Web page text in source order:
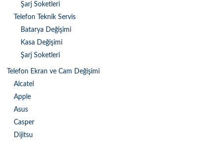
Şarj Soketleri
Telefon Teknik Servis
Batarya Değişimi
Kasa Değişimi
Şarj Soketleri
Telefon Ekran ve Cam Değişimi
Alcatel
Apple
Asus
Casper
Dijitsu